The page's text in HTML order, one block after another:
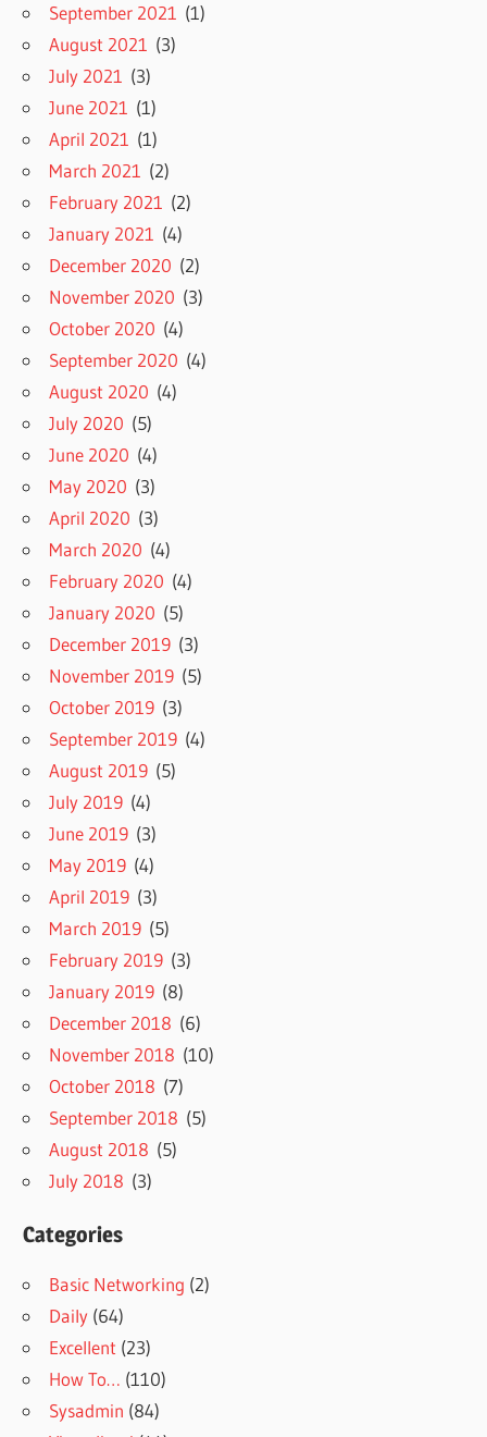
September 2021 (1)
August 2021 (3)
July 2021 (3)
June 2021 (1)
April 2021 (1)
March 2021 (2)
February 2021 (2)
January 2021 (4)
December 2020 (2)
November 2020 (3)
October 2020 (4)
September 2020 (4)
August 2020 (4)
July 2020 (5)
June 2020 (4)
May 2020 (3)
April 2020 (3)
March 2020 (4)
February 2020 (4)
January 2020 (5)
December 2019 (3)
November 2019 (5)
October 2019 (3)
September 2019 (4)
August 2019 (5)
July 2019 (4)
June 2019 (3)
May 2019 (4)
April 2019 (3)
March 2019 (5)
February 2019 (3)
January 2019 (8)
December 2018 (6)
November 2018 (10)
October 2018 (7)
September 2018 (5)
August 2018 (5)
July 2018 (3)
Categories
Basic Networking (2)
Daily (64)
Excellent (23)
How To… (110)
Sysadmin (84)